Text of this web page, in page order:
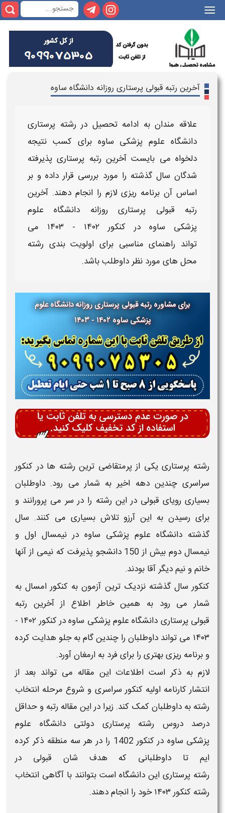
|||
آخرین رتبه قبولی پرستاری روزانه دانشگاه ساوه
علاقه مندان به ادامه تحصیل در رشته پرستاری
دانشگاه علوم پزشکی ساوهبرای کسب نتیجه
دلخواه می بایستآخرین رتبه پرستاری پذیرفته
شدگان سال گذشته را مورد بررسی قرار داده و بر
اساس آن برنامه ریزی لازم را انجام دهند. آخرین
رتبه قبولی پرستاری روزانه دانشگاه علوم
پزشکی ساوه​ در کنکور ۱۴۰۲ - ۱۴۰۳
می
تواند راهنمای مناسبی برای اولویت بندی رشته
محل های مورد نظر داوطلب باشد.
برای مشاوره رتبه قبولی پرستاری روزانه دانشگاه علوم
پزشکی ساوه ۱۴۰۲ - ۱۴۰۳
رشته پرستاری یکی از پرمتقاضی ترین رشته ها در کنکور
سراسری چندین دهه اخیر به شمار می رود. داوطلبان
بسیاری رویای قبولیدر این رشته را در سر می پرورانند و
برای رسیدن به این آرزو تلاش بسیاری می کنند. سال
گذشته دانشگاه علوم پزشکی ساوه در نیمسال اول و
نیمسال دوم بیش از 150 دانشجو پذیرفت که نیمی از آنها
خانم و نیم دیگر آقا بودند.
کنکور سال گذشته نزدیک ترین آزمون به کنکور امسال به
شمار می رود به همین خاطر اطلاع ازآخرین رتبه
قبولیپرستاری دانشگاه علوم پزشکی ساوه در کنکور
۱۴۰۲ -
۱۴۰۳ می تواند داوطلبان را چندین گام به جلو هدایت کرده
و برنامه ریزی بهتری را برای فرد به ارمغان آورد.
لازم به ذکر است اطلاعات این مقاله می تواند بعد از
انتشار کارنامه اولیه کنکور سراسری​ و شروع مرحله انتخاب
رشته به داوطلبان کمک کند. زیرا در این مقاله رتبه و حداقل
درصد دروس رشتهپرستاری دولتی دانشگاه علوم
پزشکی ساوه در کنکور 1402
را در هر سه منطقه ذکر کرده
ایم تا داوطلبانی که هدف شان قبولی در
رشته پرستاری این دانشگاه است بتوانند با آگاهی انتخاب
رشته کنکور ۱۴۰۳ خود را انجام دهند.